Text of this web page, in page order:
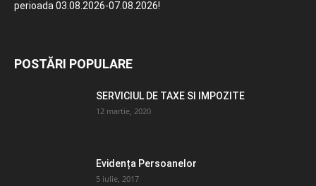
perioada 03.08.2026-07.08.2026!
POSTĂRI POPULARE
SERVICIUL DE TAXE SI IMPOZITE
12 martie, 2020
Evidența Persoanelor
5 iulie, 2017